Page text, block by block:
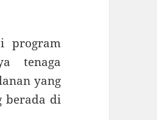
program
tenaga
yang
berada di